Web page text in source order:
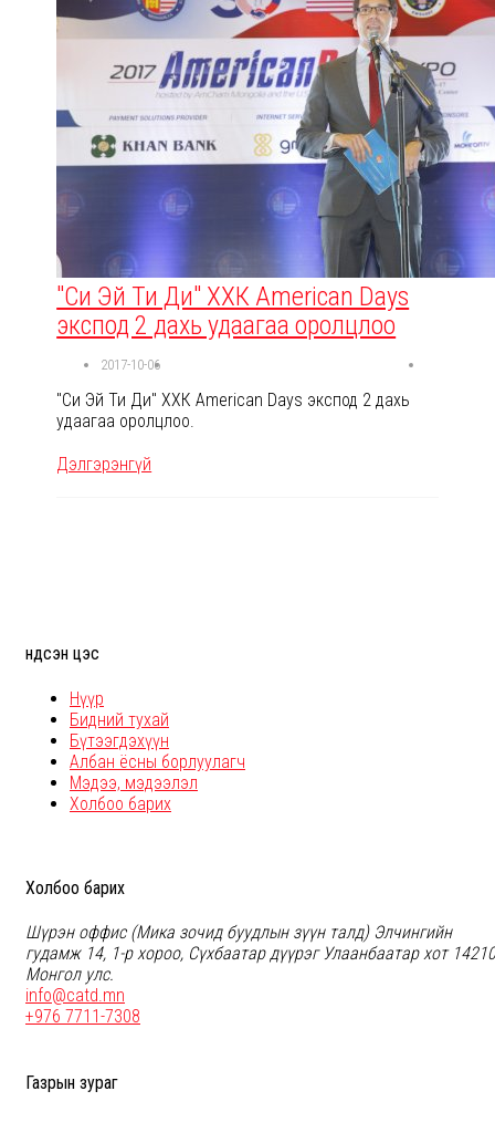
"Си Эй Ти Ди" ХХК American Days
экспод 2 дахь удаагаа оролцлоо
2017-10-06
"Си Эй Ти Ди" ХХК American Days экспод 2 дахь
удаагаа оролцлоо.
Дэлгэрэнгүй
Үндсэн цэс
Нүүр
Бидний тухай
Бүтээгдэхүүн
Албан ёсны борлуулагч
Мэдээ, мэдээлэл
Холбоо барих
Холбоо барих
Шүрэн оффис (Мика зочид буудлын зүүн талд) Элчингийн
гудамж 14, 1-р хороо, Сүхбаатар дүүрэг Улаанбаатар хот
Монгол улc.
info@catd.mn
+976 7711-7308
Газрын зураг